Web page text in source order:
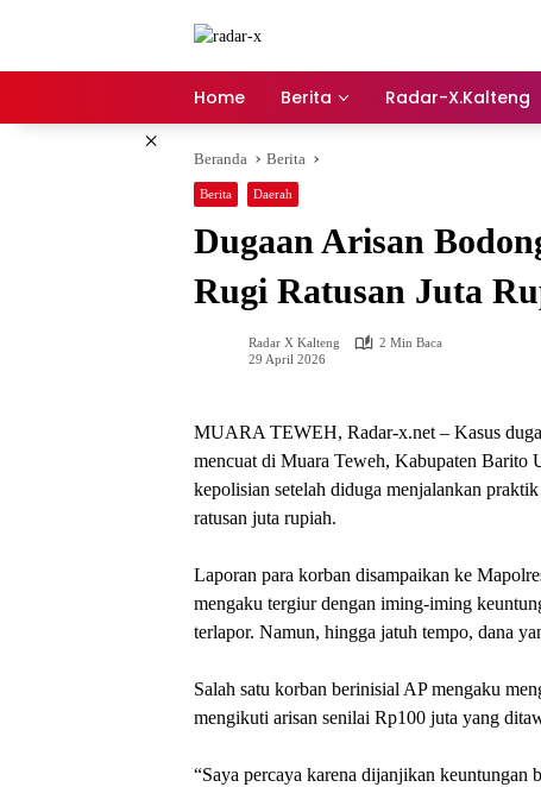
Home Berita Radar-X.Kalteng
×
Beranda Berita
Berita Daerah
Dugaan Arisan
Rugi Ratusan Juta
Radar X Kalteng
2 Min Baca
29 April 2026
MUARA TEWEH, Radar-x.net – Kasus
mencuat di Muara Teweh, Kabupaten
kepolisian setelah diduga menjalankan
ratusan juta rupiah.
Laporan para korban disampaikan ke
mengaku tergiur dengan iming-iming
terlapor. Namun, hingga jatuh tempo, dana
Salah satu korban berinisial AP mengaku
mengikuti arisan senilai Rp100 juta yang
“Saya percaya karena dijanjikan keuntungan